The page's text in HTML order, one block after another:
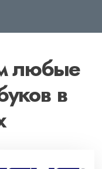
любые
в